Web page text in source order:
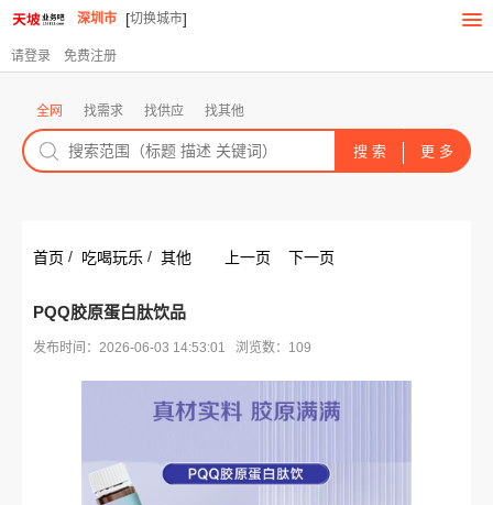
深圳市 [切换城市]
请登录 免费注册
全网 找需求 找供应 找其他
首页 / 吃喝玩乐 / 其他 上一页 下一页
PQQ胶原蛋白肽饮品
发布时间：2026-06-03 14:53:01 浏览数：109